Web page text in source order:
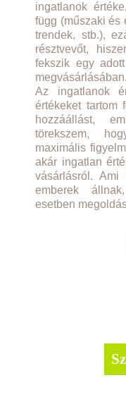
ingatlanok
függ (műszaki és
trendek, stb.),
résztvevőt,
fekszik egy
megvásárlásában.
Az ingatlanok
értékeket tartom
hozzáállást,
törekszem,
maximális
akár ingatlan
vásárlásról. Ami
emberek
esetben